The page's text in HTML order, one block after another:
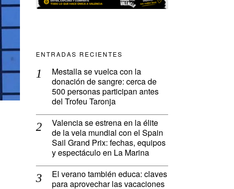
ENTRADAS RECIENTES
Mestalla se vuelca con la
donación de sangre: cerca de
500 personas participan antes
del Trofeu Taronja
Valencia se estrena en la élite
de la vela mundial con el Spain
Sail Grand Prix: fechas, equipos
y espectáculo en La Marina
El verano también educa: claves
para aprovechar las vacaciones